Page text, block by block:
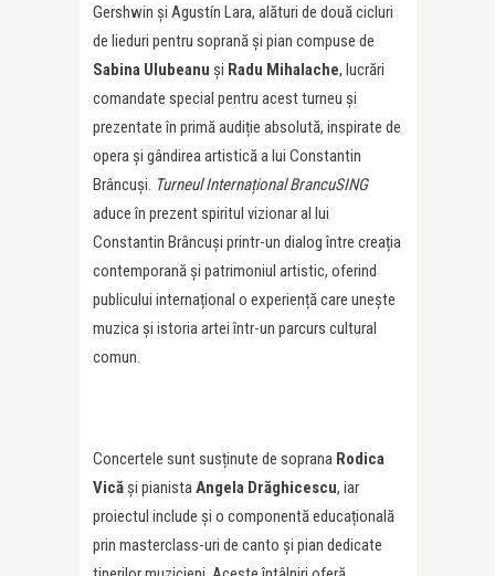
Gershwin și Agustín Lara, alături de două cicluri
de lieduri pentru soprană și pian compuse de
Sabina Ulubeanu și Radu Mihalache, lucrări
comandate special pentru acest turneu și
prezentate în primă audiție absolută, inspirate de
opera și gândirea artistică a lui Constantin
Brâncuși. Turneul Internațional BrancuSING
aduce în prezent spiritul vizionar al lui
Constantin Brâncuși printr-un dialog între creația
contemporană și patrimoniul artistic, oferind
publicului internațional o experiență care unește
muzica și istoria artei într-un parcurs cultural
comun.
Concertele sunt susținute de soprana Rodica
Vică și pianistaAngela Drăghicescu, iar
proiectul include și o componentă educațională
prin masterclass-uri de canto și pian dedicate